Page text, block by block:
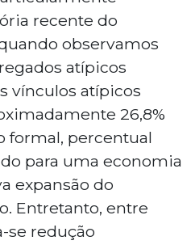
recente do
observamos
atípicos
vínculos atípicos
26,8%
formal, percentual
para uma economia
expansão do
Entretanto, entre
se redução